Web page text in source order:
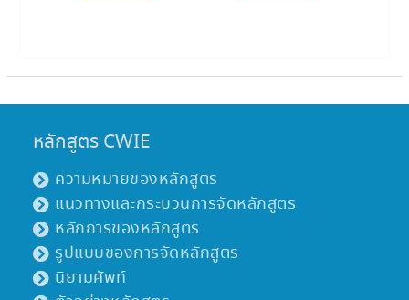
หลักสูตร CWIE
ความหมายของหลักสูตร
แนวทางและกระบวนการจัดหลักสูตร
หลักการของหลักสูตร
รูปแบบของการจัดหลักสูตร
นิยามศัพท์